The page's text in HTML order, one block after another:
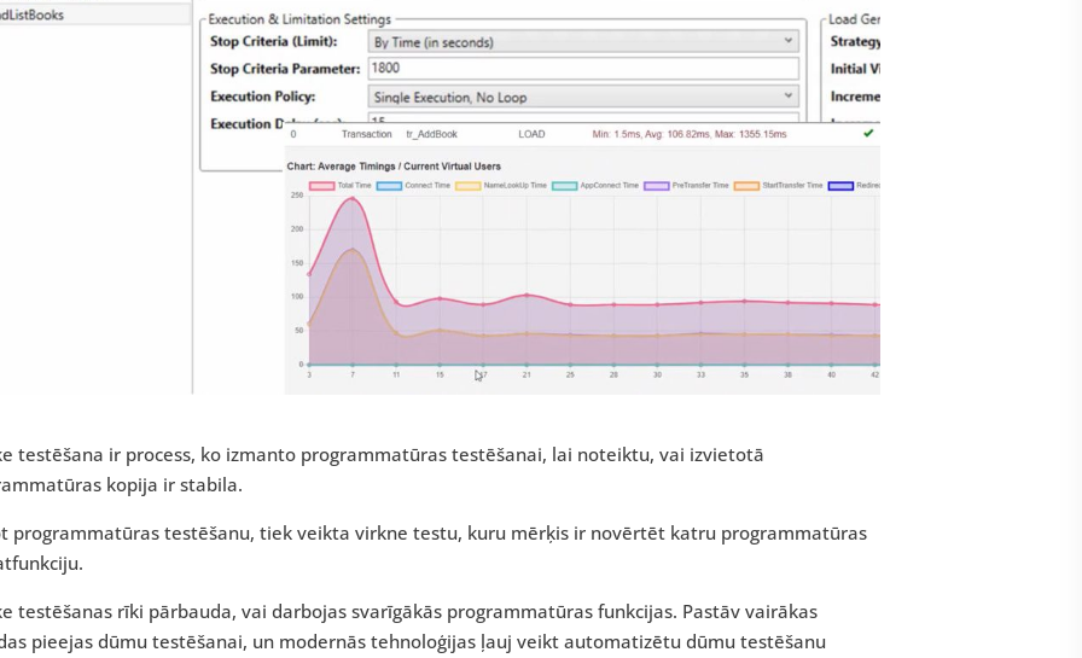
testēšana ir process, ko izmanto programmatūras testēšanai, lai noteiktu, vai izvietotā
kopija ir stabila.
programmatūras testēšanu, tiek veikta virkne testu, kuru mērķis ir novērtēt katru programmatūras
testēšanas rīki pārbauda, vai darbojas svarīgākās programmatūras funkcijas. Pastāv vairākas
pieejas dūmu testēšanai, un modernās tehnoloģijas ļauj veikt automatizētu dūmu testēšanu